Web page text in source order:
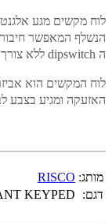
לוח מקשים מגע
הנשלף המאפשר
ה dipswitch ללא צורך לפתוח את הלוח.
לוח המקשים הוא
האזעקה ומגיע בצבע
מותג: RISCO
דגם:
KEYPED